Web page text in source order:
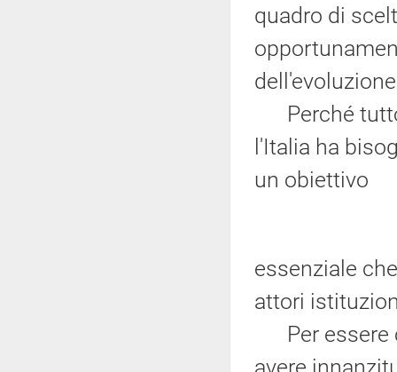
quadro di
Perché
l'Italia ha
un obiettivo
essenziale
attori
Per essere